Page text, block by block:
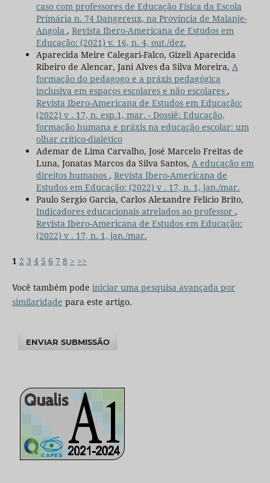
caso com professores de Educação Física da Escola
Primária n. 74 Dangereux, na Província de Malanje-
Angola , Revista Ibero-Americana de Estudos em
Educação: (2021) v. 16, n. 4, out./dez.
Aparecida Meire Calegari-Falco, Gizeli Aparecida
Ribeiro de Alencar, Jani Alves da Silva Moreira, A
formação do pedagogo e a práxis pedagógica
inclusiva em espaços escolares e não escolares ,
Revista Ibero-Americana de Estudos em Educação:
(2022) v . 17, n. esp.1, mar. - Dossiê: Educação,
formação humana e práxis na educação escolar: um
olhar crítico-dialético
Ademar de Lima Carvalho, José Marcelo Freitas de
Luna, Jonatas Marcos da Silva Santos, A educação em
direitos humanos , Revista Ibero-Americana de
Estudos em Educação: (2022) v . 17, n. 1, jan./mar.
Paulo Sergio Garcia, Carlos Alexandre Felicio Brito,
Indicadores educacionais atrelados ao professor ,
Revista Ibero-Americana de Estudos em Educação:
(2022) v . 17, n. 1, jan./mar.
1 2 3 4 5 6 7 8 > >>
Você também pode iniciar uma pesquisa avançada por
similaridade para este artigo.
ENVIAR SUBMISSÃO